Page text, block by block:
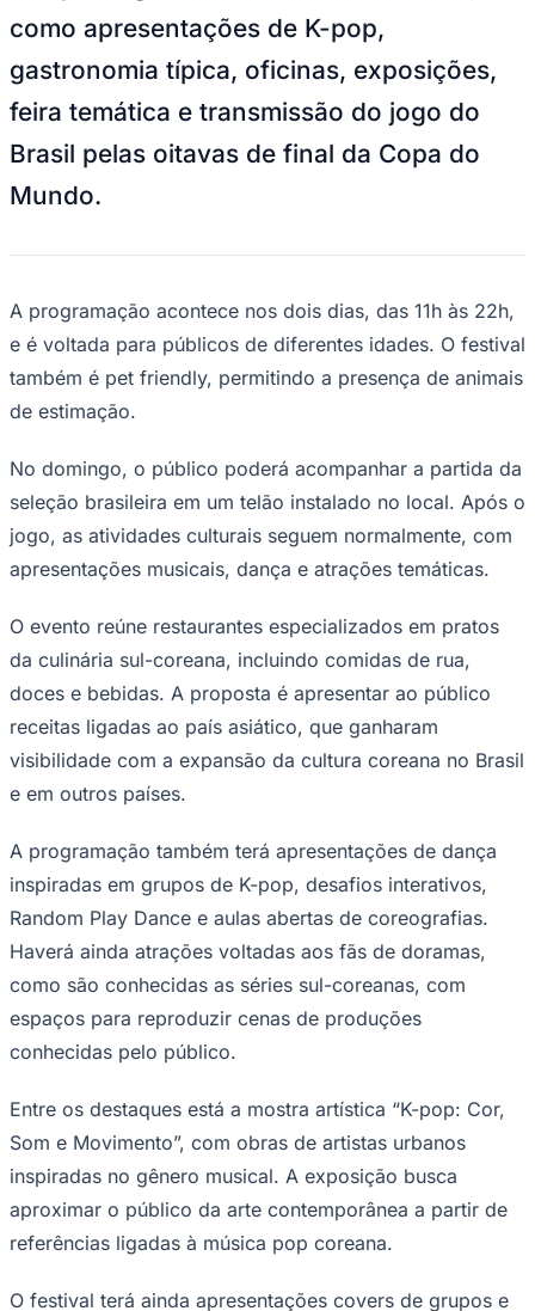
Sport
gastronomia típica, oficinas, exposições,
feira temática e transmissão do jogo do
Brasil pelas oitavas de final da Copa do
Mundo.
A programação acontece nos dois dias, das 11h às 22h,
também é pet friendly, permitindo a presença de animais
de estimação.
No domingo, o público poderá acompanhar a partida da
jogo, as atividades culturais seguem normalmente, com
apresentações musicais, dança e atrações temáticas.
O evento reúne restaurantes especializados em pratos
doces e bebidas. A proposta é apresentar ao público
receitas ligadas ao país asiático, que ganharam
visibilidade com a expansão da cultura coreana no Brasil
e em outros países.
A programação também terá apresentações de dança
Random Play Dance e aulas abertas de coreografias.
Haverá ainda atrações voltadas aos fãs de doramas,
como são conhecidas as séries sul-coreanas, com
espaços para reproduzir cenas de produções
conhecidas pelo público.
Entre os destaques está a mostra artística “K-pop: Cor,
inspiradas no gênero musical. A exposição busca
aproximar o público da arte contemporânea a partir de
referências ligadas à música pop coreana.
O festival terá ainda apresentações covers de grupos e